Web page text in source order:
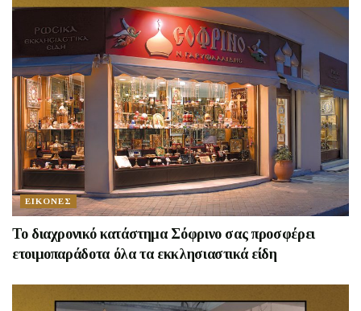
ΕΙΚΟΝΕΣ
Το διαχρονικό κατάστημα Σόφρινο σας προσφέρει
ετοιμοπαράδοτα όλα τα εκκλησιαστικά είδη